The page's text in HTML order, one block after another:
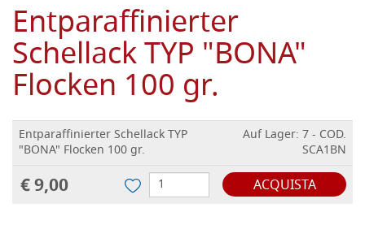
Entparaffinierter
Schellack TYP "BONA"
Flocken 100 gr.
Entparaffinierter Schellack TYP
"BONA" Flocken 100 gr.
Auf Lager: 7 - COD.
SCA1BN
€ 9,00 ACQUISTA